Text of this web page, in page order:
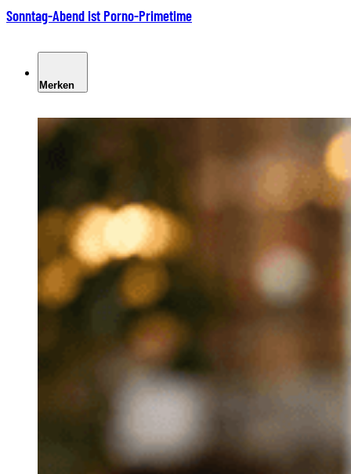
Sonntag-Abend ist Porno-Primetime
Merken